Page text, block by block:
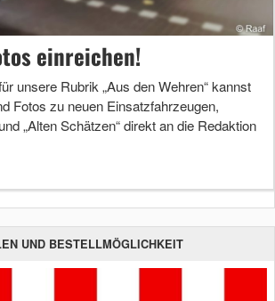
einreichen!
unsere Rubrik „Aus den Wehren“ kannst
Fotos zu neuen Einsatzfahrzeugen,
„Alten Schätzen“ direkt an die Redaktion
UND BESTELLMÖGLICHKEIT